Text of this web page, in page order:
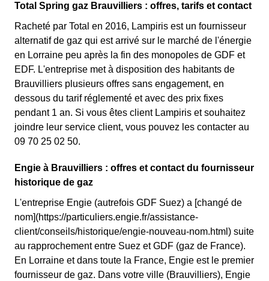
Total Spring gaz Brauvilliers : offres, tarifs et contact
Racheté par Total en 2016, Lampiris est un fournisseur
alternatif de gaz qui est arrivé sur le marché de l'énergie
en Lorraine peu après la fin des monopoles de GDF et
EDF. L'entreprise met à disposition des habitants de
Brauvilliers plusieurs offres sans engagement, en
dessous du tarif réglementé et avec des prix fixes
pendant 1 an. Si vous êtes client Lampiris et souhaitez
joindre leur service client, vous pouvez les contacter au
09 70 25 02 50.
Engie à Brauvilliers : offres et contact du fournisseur
historique de gaz
L'entreprise Engie (autrefois GDF Suez) a [changé de
nom](https://particuliers.engie.fr/assistance-
client/conseils/historique/engie-nouveau-nom.html) suite
au rapprochement entre Suez et GDF (gaz de France).
En Lorraine et dans toute la France, Engie est le premier
fournisseur de gaz. Dans votre ville (Brauvilliers), Engie